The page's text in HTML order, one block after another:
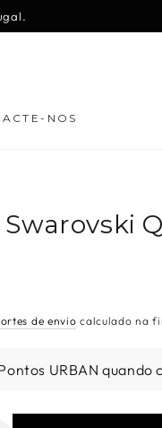
NOS
Swarovski
de envio calculado na
URBAN